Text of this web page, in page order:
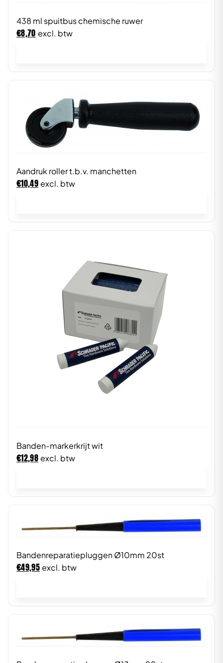
438 ml spuitbus chemische ruwer
€8,70 excl. btw
Aandruk roller t.b.v. manchetten
€10,49 excl. btw
Banden-markerkrijt wit
€12,98 excl. btw
Bandenreparatiepluggen Ø10mm 20st
€49,95 excl. btw